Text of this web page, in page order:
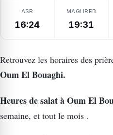
ASR
16:24
MAGHREB
19:31
Retrouvez les horaires des
Oum El Bouaghi.
Heures de salat à Oum El
semaine, et tout le mois .